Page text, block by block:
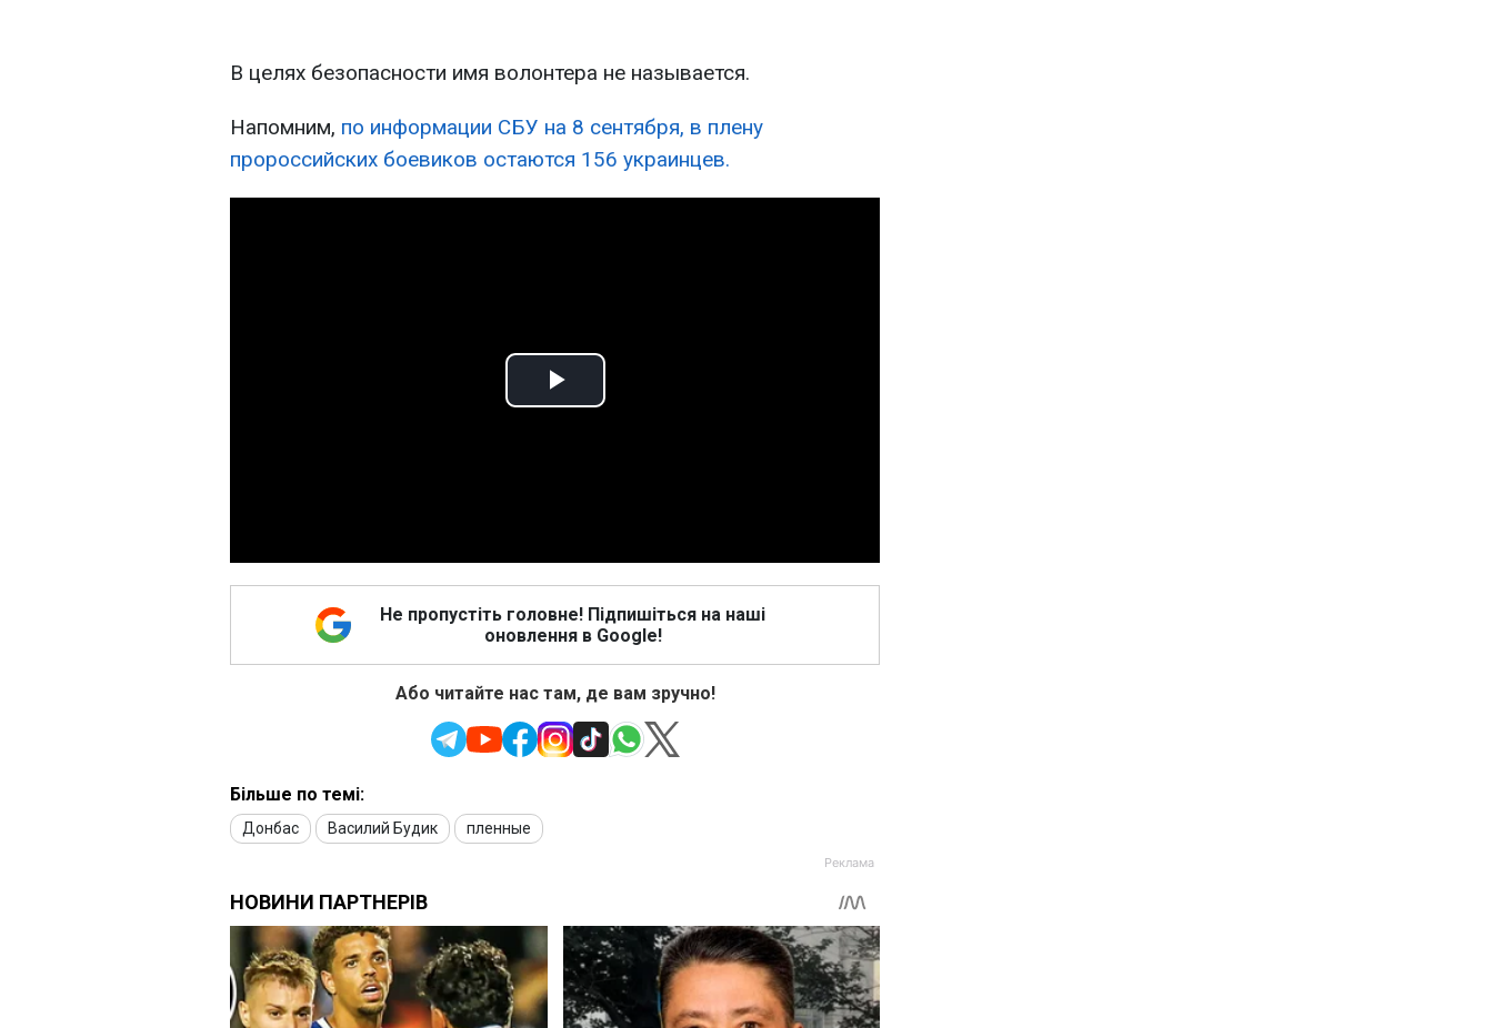
В целях безопасности имя волонтера не называется.
Напомним, по информации СБУ на 8 сентября, в плену
пророссийских боевиков остаются 156 украинцев.
Play
Не пропустіть головне! Підпишіться на наші
оновлення в Google!
Або читайте нас там, де вам зручно!
Більше по темі:
Донбас Василий Будик пленные